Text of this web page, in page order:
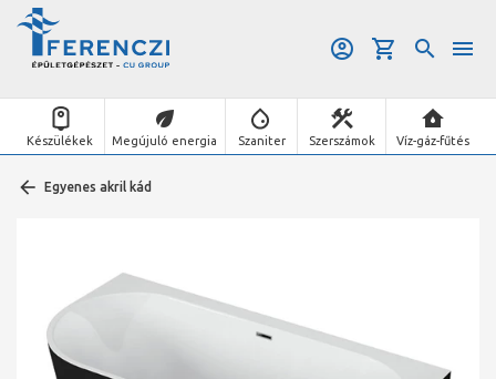
Készülékek Megújuló energia Szaniter Szerszámok Víz-gáz-fűtés
Egyenes akril kád